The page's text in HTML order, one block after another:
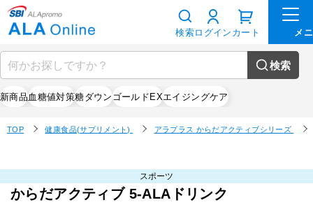
検索
新商品血糖値対策糖ダウンゴールドEXエイジングケア
検索ログイン カート
TOP 健康食品(サプリメント) アラプラス からだアクティブシリーズ
スポーツ
からだアクティブ 5-ALAドリンク